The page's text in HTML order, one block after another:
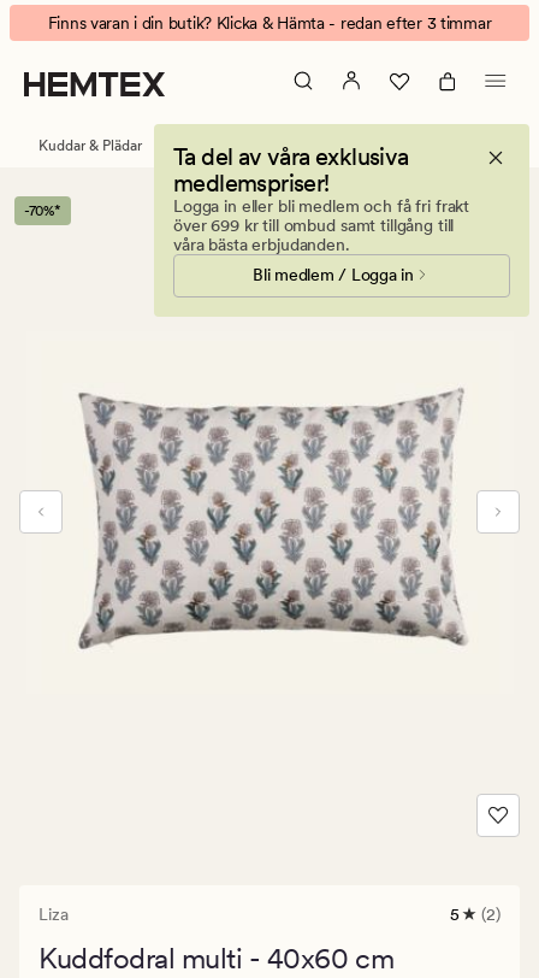
Liza
kuddfodral
multi
Animerad
banner.
Klicka
på
att
pausa.
Finns varan i din butik? Klicka & Hämta - redan efter 3 timmar
Ta del av våra exklusiva
medlemspriser!
Logga in eller bli medlem och få fri frakt
över 699 kr till ombud samt tillgång till
våra bästa erbjudanden.
Bli medlem / Logga in
Kuddar & Plädar Prydnadskuddar Kuddfodral
-70%*
Liza
2
5 (2)
Kuddfodral multi - 40x60 cm